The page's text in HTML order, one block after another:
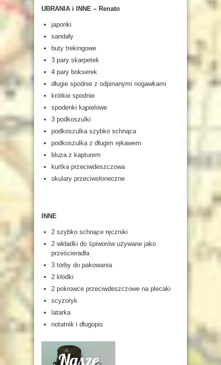
UBRANIA i INNE – Renato
japonki
sandały
buty trekingowe
3 pary skarpetek
4 pary bokserek
długie spodnie z odpinanymi nogawkami
krótkie spodnie
spodenki kąpielowe
3 podkoszulki
podkoszulka szybko schnąca
podkoszulka z długim rękawem
bluza z kapturem
kurtka przeciwdeszczowa
okulary przeciwsłoneczne
INNE
2 szybko schnące ręczniki
2 wkładki do śpiworów używane jako
prześcieradła
3 torby do pakowania
2 kłódki
2 pokrowce przeciwdeszczowe na plecaki
scyzoryk
latarka
notatnik i długopis